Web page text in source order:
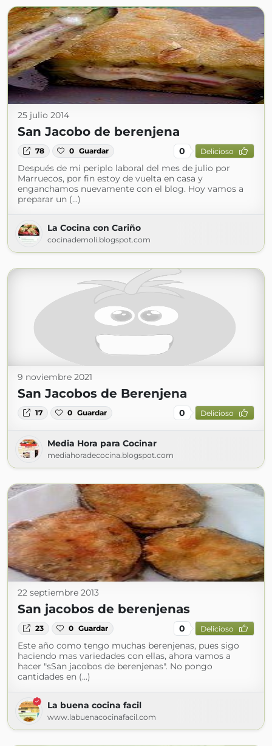
25 julio 2014
San Jacobo de berenjena
78 0 Guardar 0 Delicioso
Después de mi periplo laboral del mes de julio por
Marruecos, por fin estoy de vuelta en casa y
enganchamos nuevamente con el blog. Hoy vamos a
preparar un (...)
La Cocina con Cariño
cocinademoli.blogspot.com
9 noviembre 2021
San Jacobos de Berenjena
17 0 Guardar 0 Delicioso
Media Hora para Cocinar
mediahoradecocina.blogspot.com
22 septiembre 2013
San jacobos de berenjenas
23 0 Guardar 0 Delicioso
Este año como tengo muchas berenjenas, pues sigo
haciendo mas variedades con ellas, ahora vamos a
hacer "sSan jacobos de berenjenas". No pongo
cantidades en (...)
La buena cocina facil
www.labuenacocinafacil.com